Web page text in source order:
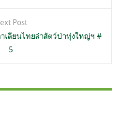
Post
เลียนไทยล่าสัตว์ป่าทุ่งใหญ่ฯ #
5